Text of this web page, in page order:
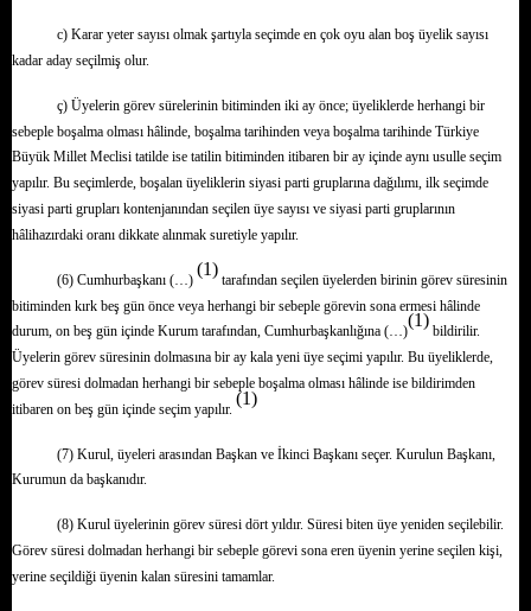
c) Karar yeter sayısı olmak şartıyla seçimde en çok oyu alan boş üyelik sayısı
kadar aday seçilmiş olur.
ç) Üyelerin görev sürelerinin bitiminden iki ay önce; üyeliklerde herhangi bir
sebeple boşalma olması hâlinde, boşalma tarihinden veya boşalma tarihinde Türkiye
Büyük Millet Meclisi tatilde ise tatilin bitiminden itibaren bir ay içinde aynı usulle seçim
yapılır. Bu seçimlerde, boşalan üyeliklerin siyasi parti gruplarına dağılımı, ilk seçimde
siyasi parti grupları kontenjanından seçilen üye sayısı ve siyasi parti gruplarının
hâlihazırdaki oranı dikkate alınmak suretiyle yapılır.
(6) Cumhurbaşkanı (…)
(1)
tarafından seçilen üyelerden birinin görev süresinin
bitiminden kırk beş gün önce veya herhangi bir sebeple görevin sona ermesi hâlinde
durum, on beş gün içinde Kurum tarafından, Cumhurbaşkanlığına (…)
(1)
bildirilir.
Üyelerin görev süresinin dolmasına bir ay kala yeni üye seçimi yapılır. Bu üyeliklerde,
görev süresi dolmadan herhangi bir sebeple boşalma olması hâlinde ise bildirimden
itibaren on beş gün içinde seçim yapılır.
(1)
(7) Kurul, üyeleri arasından Başkan ve İkinci Başkanı seçer. Kurulun Başkanı,
Kurumun da başkanıdır.
(8) Kurul üyelerinin görev süresi dört yıldır. Süresi biten üye yeniden seçilebilir.
Görev süresi dolmadan herhangi bir sebeple görevi sona eren üyenin yerine seçilen kişi,
yerine seçildiği üyenin kalan süresini tamamlar.